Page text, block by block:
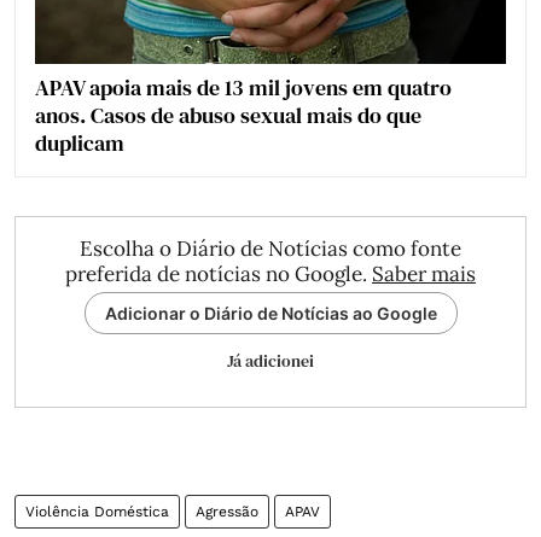
APAV apoia mais de 13 mil jovens em quatro
anos. Casos de abuso sexual mais do que
duplicam
Escolha o Diário de Notícias como fonte
preferida de notícias no Google. Saber mais
Adicionar o Diário de Notícias ao Google
Já adicionei
Violência Doméstica Agressão APAV